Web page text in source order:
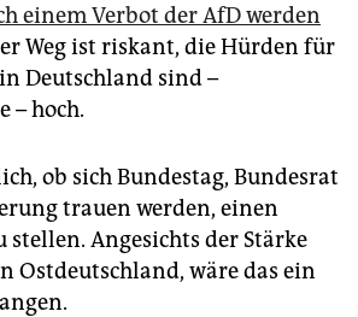
einem Verbot der AfD werden
Weg ist riskant, die Hürden für
Deutschland sind –
– hoch.
ob sich Bundestag, Bundesrat
trauen werden, einen
stellen. Angesichts der Stärke
Ostdeutschland, wäre das ein